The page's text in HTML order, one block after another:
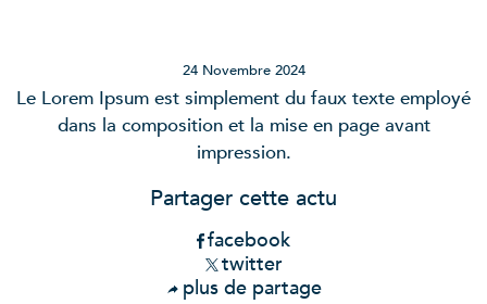
24 Novembre 2024
Le Lorem Ipsum est simplement du faux texte employé
dans la composition et la mise en page avant
impression.
Partager cette actu
facebook
twitter
plus de partage